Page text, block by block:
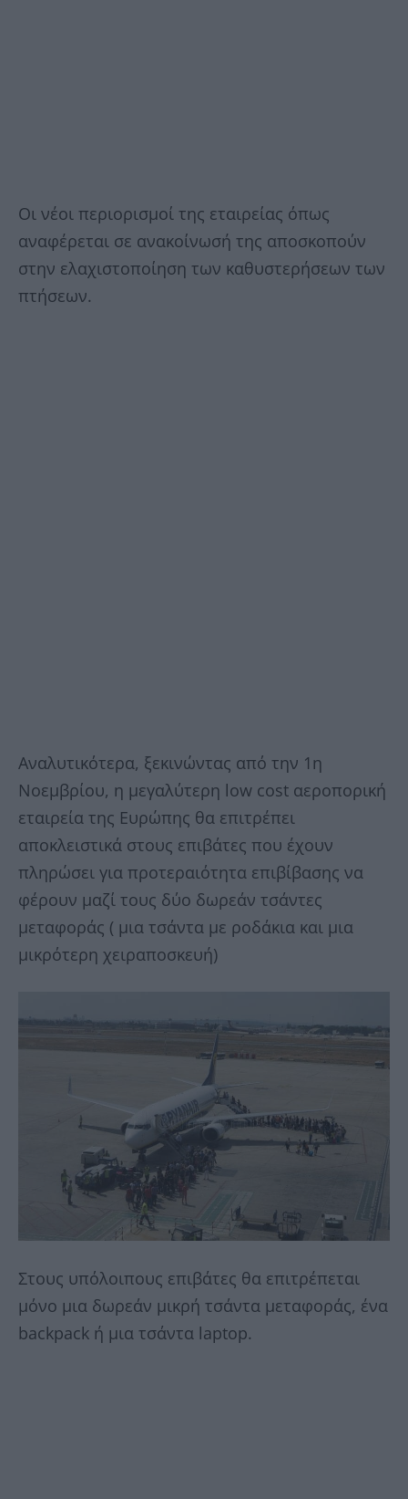
Οι νέοι περιορισμοί της εταιρείας όπως
αναφέρεται σε ανακοίνωσή της αποσκοπούν
στην ελαχιστοποίηση των καθυστερήσεων των
πτήσεων.
Αναλυτικότερα, ξεκινώντας από την 1η
Νοεμβρίου, η μεγαλύτερη low cost αεροπορική
εταιρεία της Ευρώπης θα επιτρέπει
αποκλειστικά στους επιβάτες που έχουν
πληρώσει για προτεραιότητα επιβίβασης να
φέρουν μαζί τους δύο δωρεάν τσάντες
μεταφοράς ( μια τσάντα με ροδάκια και μια
μικρότερη χειραποσκευή)
Στους υπόλοιπους επιβάτες θα επιτρέπεται
μόνο μια δωρεάν μικρή τσάντα μεταφοράς, ένα
backpack ή μια τσάντα laptop.